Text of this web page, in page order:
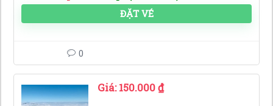
ĐẶT VÉ
0
Giá:150.000₫